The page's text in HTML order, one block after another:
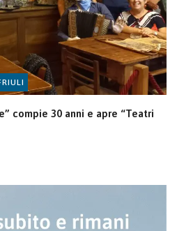
compie 30 anni e apre “Teatri